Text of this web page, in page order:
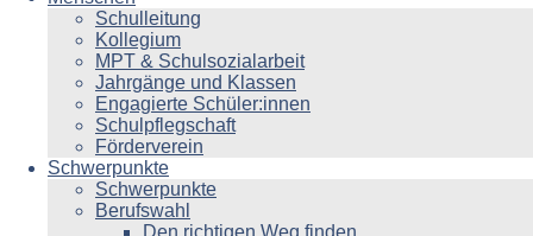
Schulleitung
Kollegium
MPT & Schulsozialarbeit
Jahrgänge und Klassen
Engagierte Schüler:innen
Schulpflegschaft
Förderverein
Schwerpunkte
Schwerpunkte
Berufswahl
Den richtigen Weg finden